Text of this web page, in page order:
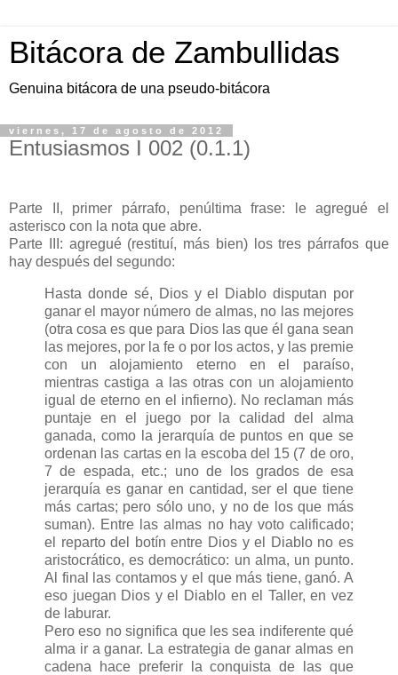
Bitácora de Zambullidas
Genuina bitácora de una pseudo-bitácora
viernes, 17 de agosto de 2012
Entusiasmos I 002 (0.1.1)
Parte II, primer párrafo, penúltima frase: le agregué el
asterisco con la nota que abre.
Parte III: agregué (restituí, más bien) los tres párrafos que
hay después del segundo:
Hasta donde sé, Dios y el Diablo disputan por
ganar el mayor número de almas, no las mejores
(otra cosa es que para Dios las que él gana sean
las mejores, por la fe o por los actos, y las premie
con un alojamiento eterno en el paraíso,
mientras castiga a las otras con un alojamiento
igual de eterno en el infierno). No reclaman más
puntaje en el juego por la calidad del alma
ganada, como la jerarquía de puntos en que se
ordenan las cartas en la escoba del 15 (7 de oro,
7 de espada, etc.; uno de los grados de esa
jerarquía es ganar en cantidad, ser el que tiene
más cartas; pero sólo uno, y no de los que más
suman). Entre las almas no hay voto calificado;
el reparto del botín entre Dios y el Diablo no es
aristocrático, es democrático: un alma, un punto.
Al final las contamos y el que más tiene, ganó. A
eso juegan Dios y el Diablo en el Taller, en vez
de laburar.
Pero eso no significa que les sea indiferente qué
alma ir a ganar. La estrategia de ganar almas en
cadena hace preferir la conquista de las que